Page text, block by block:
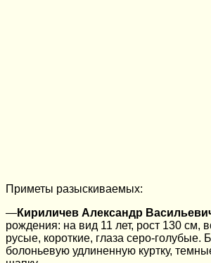
Приметы разыскиваемых:
—Кириличев Александр
рождения: на вид 11 лет, рост 130 см,
русые, короткие, глаза серо-голубые.
болоньевую удлиненную куртку,